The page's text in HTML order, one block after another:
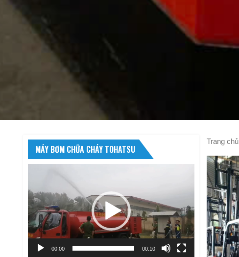
Trang chủ
MÁY BƠM CHỮA CHÁY TOHATSU
Video
00:00 00:10